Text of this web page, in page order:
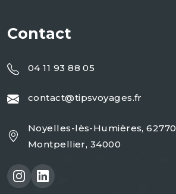
Contact
04 11 93 88 05
contact@tipsvoyages.fr
Noyelles-lès-Humières, 62770
Montpellier, 34000